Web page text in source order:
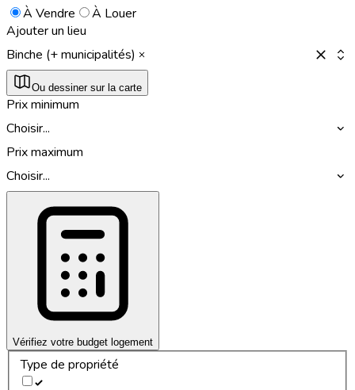
À Vendre
À Louer
Ajouter un lieu
Binche (+ municipalités)
Ou dessiner sur la carte
Prix minimum
Choisir...
Prix maximum
Choisir...
Vérifiez votre budget logement
Type de propriété